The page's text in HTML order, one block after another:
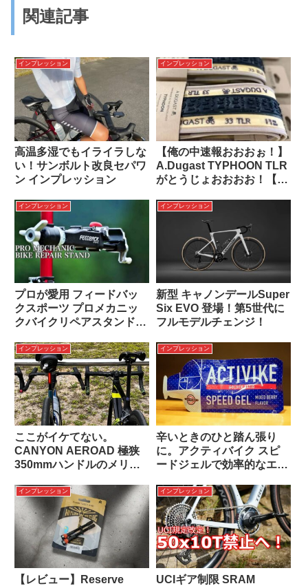
関連記事
インプレッション
高温多湿でもイライラしな
い！サンボルト改良セパワ
ン インプレッション
インプレッション
【俺の中速報おおおぉ！】
A.Dugast TYPHOON TLR
がとうじょおおおお！【歓
インプレッション
プロが愛用 フィードバッ
クスポーツ プロメカニッ
クバイクリペアスタンド
インプレッション
新型 キャノンデールSuper
Six EVO 登場！第5世代に
フルモデルチェンジ！
インプレッション
ここがイケてない。
CANYON AEROAD 極狭
350mmハンドルのメリッ
インプレッション
辛いときのひと踏ん張り
に。アクティバイク スピ
ードジェルで効率的なエネ
インプレッション
【レビュー】Reserve
インプレッション
UCIギア制限 SRAM